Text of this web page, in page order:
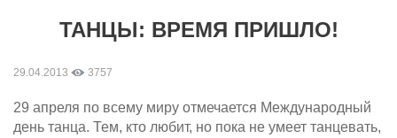
ТАНЦЫ: ВРЕМЯ ПРИШЛО!
29.04.2013 3757
29 апреля по всему миру отмечается Международный
день танца. Тем, кто любит, но пока не умеет танцевать,